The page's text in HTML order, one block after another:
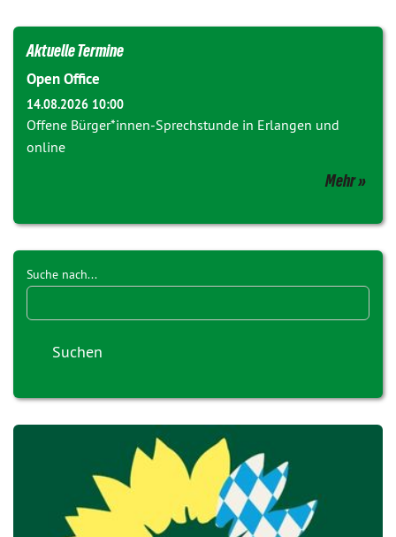
Aktuelle Termine
Open Office
14.08.2026 10:00
Offene Bürger*innen-Sprechstunde in Erlangen und
online
Mehr
Suche nach...